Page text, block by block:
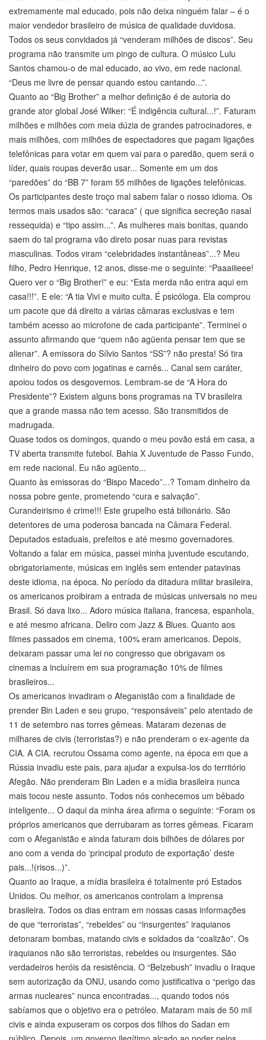
extremamente mal educado, pois não deixa ninguém falar – é o
maior vendedor brasileiro de música de qualidade duvidosa.
Todos os seus convidados já “venderam milhões de discos”. Seu
programa não transmite um pingo de cultura. O músico Lulu
Santos chamou-o de mal educado, ao vivo, em rede nacional.
“Deus me livre de pensar quando estou cantando...”.
Quanto ao “Big Brother” a melhor definição é de autoria do
grande ator global José Wilker: “É indigência cultural...!”. Faturam
milhões e milhões com meia dúzia de grandes patrocinadores, e
mais milhões, com milhões de espectadores que pagam ligações
telefônicas para votar em quem vai para o paredão, quem será o
líder, quais roupas deverão usar... Somente em um dos
“paredões” do “BB 7” foram 55 milhões de ligações telefônicas.
Os participantes deste troço mal sabem falar o nosso idioma. Os
termos mais usados são: “caraca” ( que significa secreção nasal
ressequida) e “tipo assim...”. As mulheres mais bonitas, quando
saem do tal programa vão direto posar nuas para revistas
masculinas. Todos viram “celebridades instantâneas”...? Meu
filho, Pedro Henrique, 12 anos, disse-me o seguinte: “Paaaiiieee!
Quero ver o “Big Brother!” e eu: “Esta merda não entra aqui em
casa!!!”. E ele: “A tia Vivi e muito culta. É psicóloga. Ela comprou
um pacote que dá direito a várias câmaras exclusivas e tem
também acesso ao microfone de cada participante”. Terminei o
assunto afirmando que “quem não agüenta pensar tem que se
alienar”. A emissora do Sílvio Santos “SS”? não presta! Só tira
dinheiro do povo com jogatinas e carnês... Canal sem caráter,
apoiou todos os desgovernos. Lembram-se de “A Hora do
Presidente”? Existem alguns bons programas na TV brasileira
que a grande massa não tem acesso. São transmitidos de
madrugada.
Quase todos os domingos, quando o meu povão está em casa, a
TV aberta transmite futebol. Bahia X Juventude de Passo Fundo,
em rede nacional. Eu não agüento...
Quanto às emissoras do “Bispo Macedo”...? Tomam dinheiro da
nossa pobre gente, prometendo “cura e salvação”.
Curandeirismo é crime!!! Este grupelho está bilionário. São
detentores de uma poderosa bancada na Câmara Federal.
Deputados estaduais, prefeitos e até mesmo governadores.
Voltando a falar em música, passei minha juventude escutando,
obrigatoriamente, músicas em inglês sem entender patavinas
deste idioma, na época. No período da ditadura militar brasileira,
os americanos proibiram a entrada de músicas universais no meu
Brasil. Só dava lixo... Adoro música italiana, francesa, espanhola,
e até mesmo africana. Deliro com Jazz & Blues. Quanto aos
filmes passados em cinema, 100% eram americanos. Depois,
deixaram passar uma lei no congresso que obrigavam os
cinemas a incluírem em sua programação 10% de filmes
brasileiros...
Os americanos invadiram o Afeganistão com a finalidade de
prender Bin Laden e seu grupo, “responsáveis” pelo atentado de
11 de setembro nas torres gêmeas. Mataram dezenas de
milhares de civis (terroristas?) e não prenderam o ex-agente da
CIA. A CIA. recrutou Ossama como agente, na época em que a
Rússia invadiu este pais, para ajudar a expulsa-los do território
Afegão. Não prenderam Bin Laden e a mídia brasileira nunca
mais tocou neste assunto. Todos nós conhecemos um bêbado
inteligente... O daqui da minha área afirma o seguinte: “Foram os
próprios americanos que derrubaram as torres gêmeas. Ficaram
com o Afeganistão e ainda faturam dois bilhões de dólares por
ano com a venda do ‘principal produto de exportação’ deste
pais...!(risos...)”.
Quanto ao Iraque, a mídia brasileira é totalmente pró Estados
Unidos. Ou melhor, os americanos controlam a imprensa
brasileira. Todos os dias entram em nossas casas informações
de que “terroristas”, “rebeldes” ou “insurgentes” iraquianos
detonaram bombas, matando civis e soldados da “coalizão”. Os
iraquianos não são terroristas, rebeldes ou insurgentes. São
verdadeiros heróis da resistência. O “Belzebush” invadiu o Iraque
sem autorização da ONU, usando como justificativa o “perigo das
armas nucleares” nunca encontradas..., quando todos nós
sabíamos que o objetivo era o petróleo. Mataram mais de 50 mil
civis e ainda expuseram os corpos dos filhos do Sadan em